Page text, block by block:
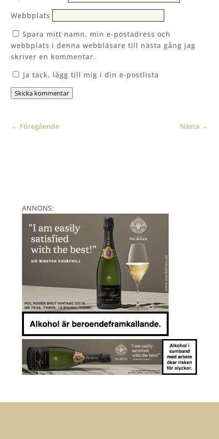
Webbplats
Spara mitt namn, min e-postadress och
webbplats i denna webbläsare till nästa gång jag
skriver en kommentar.
Ja tack, lägg till mig i din e-postlista
Skicka kommentar
← Föregående Nästa→
ANNONS: